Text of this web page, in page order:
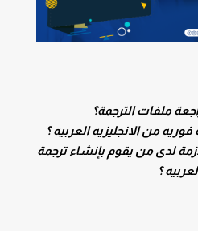
ملفات الترجمة؟
من الانجليزيه العربيه ؟
لدى من يقوم بإنشاء ترجمة
؟